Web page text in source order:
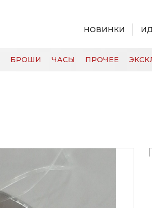
НОВИНКИ
БРОШИ ЧАСЫ ПРОЧЕЕ